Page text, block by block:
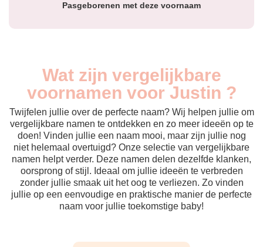
Pasgeborenen met deze voornaam
Wat zijn vergelijkbare
voornamen voor Justin ?
Twijfelen jullie over de perfecte naam? Wij helpen jullie om
vergelijkbare namen te ontdekken en zo meer ideeën op te
doen! Vinden jullie een naam mooi, maar zijn jullie nog
niet helemaal overtuigd? Onze selectie van vergelijkbare
namen helpt verder. Deze namen delen dezelfde klanken,
oorsprong of stijl. Ideaal om jullie ideeën te verbreden
zonder jullie smaak uit het oog te verliezen. Zo vinden
jullie op een eenvoudige en praktische manier de perfecte
naam voor jullie toekomstige baby!